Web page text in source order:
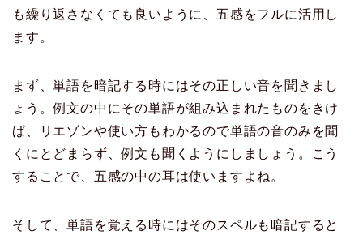
も繰り返さなくても良いように、五感をフルに活用し
ます。
まず、単語を暗記する時にはその正しい音を聞きまし
ょう。例文の中にその単語が組み込まれたものをきけ
ば、リエゾンや使い方もわかるので単語の音のみを聞
くにとどまらず、例文も聞くようにしましょう。こう
することで、五感の中の耳は使いますよね。
そして、単語を覚える時にはそのスペルも暗記すると